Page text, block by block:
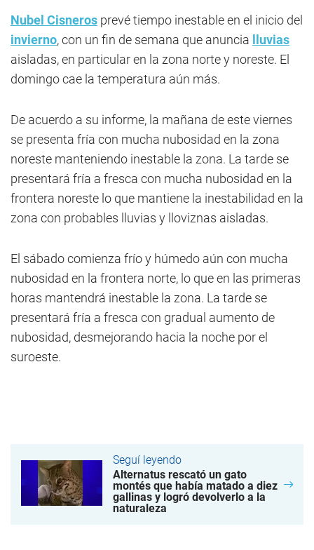
Nubel Cisneros prevé tiempo inestable en el inicio del
invierno, con un fin de semana que anuncia lluvias
aisladas, en particular en la zona norte y noreste. El
domingo cae la temperatura aún más.
De acuerdo a su informe, la mañana de este viernes
se presenta fría con mucha nubosidad en la zona
noreste manteniendo inestable la zona. La tarde se
presentará fría a fresca con mucha nubosidad en la
frontera noreste lo que mantiene la inestabilidad en la
zona con probables lluvias y lloviznas aisladas.
El sábado comienza frío y húmedo aún con mucha
nubosidad en la frontera norte, lo que en las primeras
horas mantendrá inestable la zona. La tarde se
presentará fría a fresca con gradual aumento de
nubosidad, desmejorando hacia la noche por el
suroeste.
Seguí leyendo
Alternatus rescató un gato
montés que había matado a diez
gallinas y logró devolverlo a la
naturaleza